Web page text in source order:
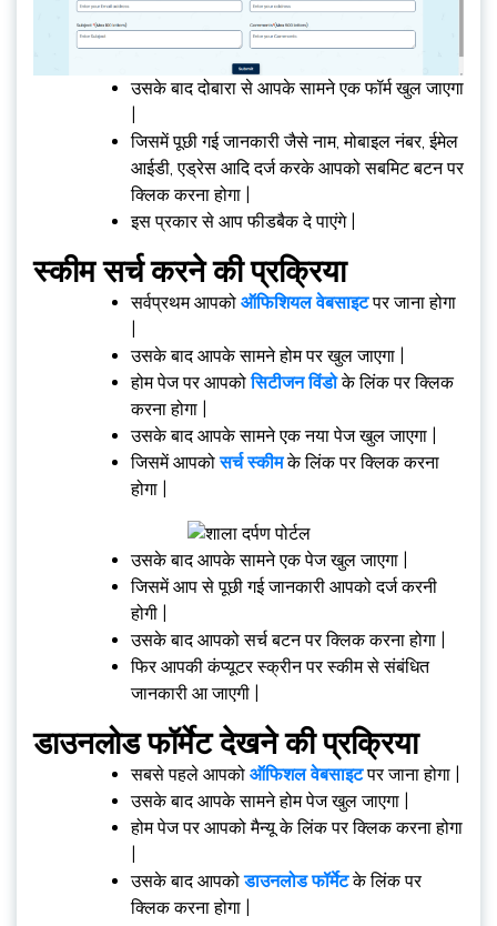
उसके बाद दोबारा से आपके सामने एक फॉर्म खुल जाएगा
जिसमें पूछी गई जानकारी जैसे नाम, मोबाइल नंबर, ईमेल
आईडी, एड्रेस आदि दर्ज करके आपको सबमिट बटन पर
क्लिक करना होगा |
इस प्रकार से आप फीडबैक दे पाएंगे |
स्कीम सर्च करने की प्रक्रिया
सर्वप्रथम आपको ऑफिशियल वेबसाइटपर जाना होगा
उसके बाद आपके सामने होम पर खुल जाएगा |
होम पेज पर आपकोसिटीजन विंडोके लिंक पर क्लिक
करना होगा |
उसके बाद आपके सामने एक नया पेज खुल जाएगा |
जिसमें आपकोसर्च स्कीमके लिंक पर क्लिक करना
होगा |
उसके बाद आपके सामने एक पेज खुल जाएगा |
जिसमें आप से पूछी गई जानकारी आपको दर्ज करनी
होगी |
उसके बाद आपको सर्च बटन पर क्लिक करना होगा |
फिर आपकी कंप्यूटर स्क्रीन पर स्कीम से संबंधित
जानकारी आ जाएगी |
डाउनलोड फॉर्मेट देखने की प्रक्रिया
सबसे पहले आपको ऑफिशल वेबसाइटपर जाना होगा |
उसके बाद आपके सामने होम पेज खुल जाएगा |
होम पेज पर आपको मैन्यू के लिंक पर क्लिक करना होगा
उसके बाद आपकोडाउनलोड फॉर्मेटके लिंक पर
क्लिक करना होगा |